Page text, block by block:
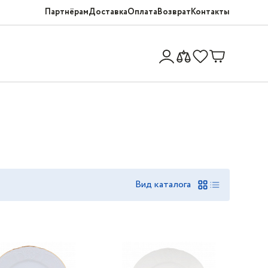
ПартнёрамДоставкаОплатаВозвратКонтакты
Вид каталога